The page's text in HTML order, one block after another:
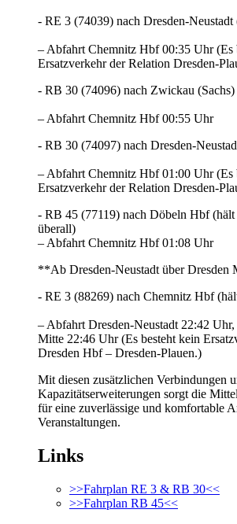
- RE 3 (74039) nach Dresden-
– Abfahrt Chemnitz Hbf 00:35 Uhr (Es
Ersatzverkehr der Relation Dresden-
- RB 30 (74096) nach Zwickau
– Abfahrt Chemnitz Hbf 00:55 Uhr
- RB 30 (74097) nach Dresden-
– Abfahrt Chemnitz Hbf 01:00 Uhr (Es
Ersatzverkehr der Relation Dresden-
- RB 45 (77119) nach Döbeln Hbf (hält
überall)
– Abfahrt Chemnitz Hbf 01:08 Uhr
**Ab Dresden-Neustadt über Dresden
- RE 3 (88269) nach Chemnitz
– Abfahrt Dresden-Neustadt 22:42
Mitte 22:46 Uhr (Es besteht kein
Dresden Hbf – Dresden-Plauen.)
Mit diesen zusätzlichen Verbindungen
Kapazitätserweiterungen sorgt die
für eine zuverlässige und komfortable
Veranstaltungen.
Links
>>Fahrplan RE 3 & RB 30<<
>>Fahrplan RB 45<<